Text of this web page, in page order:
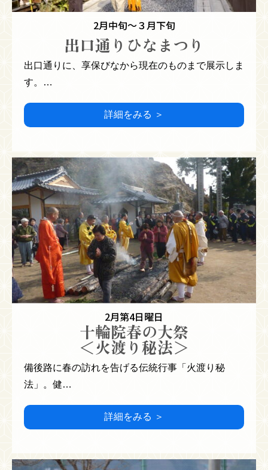
2月中旬～３月下旬
出口通りひなまつり
出口通りに、享保びなから現在のものまで展示しま
す。…
詳細をみる ＞
2月第4日曜日
十輪院春の大祭
＜火渡り秘法＞
備後路に春の訪れを告げる伝統行事「火渡り秘
法」。健…
詳細をみる ＞